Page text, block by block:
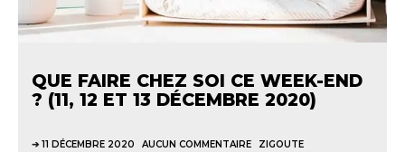
QUE FAIRE CHEZ SOI CE WEEK-END
? (11, 12 ET 13 DÉCEMBRE 2020)
11 DÉCEMBRE 2020 AUCUN COMMENTAIRE ZIGOUTE